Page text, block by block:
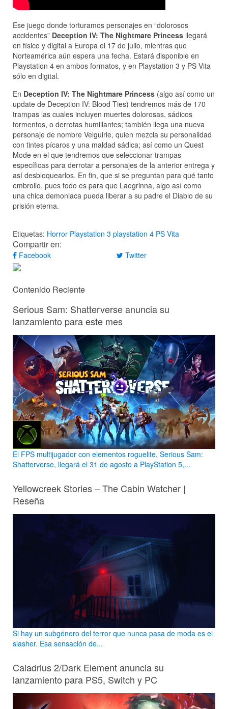
Ese juego donde torturamos personajes en “dolorosos
accidentes” Deception IV: The Nightmare Princess llegará
en físico y digital a Europa el 17 de julio, mientras que
Norteamérica aún espera una fecha. Estará disponible en
Playstation 4 en ambos formatos, y en Playstation 3 y PS Vita
sólo en digital.
En Deception IV: The Nightmare Princess (algo así como un
update de Deception IV: Blood Ties) tendremos más de 170
trampas las cuales incluyen muertes dolorosas, sádicos
tormentos, o derrotas humillantes; también llega una nueva
personaje de nombre Velguirie, quien mezcla su personalidad
con tintes pícaros y una maldad sádica; así como un Quest
Mode en el que tendremos que seleccionar trampas
específicas para derrotar a personajes de la anterior entrega y
así desbloquearlos. En fin, que si se preguntan para qué tanto
embrollo, pues todo es para que Laegrinna, algo así como
una chica demoniaca pueda liberar a su padre el Diablo de su
prisión eterna.
Etiquetas: Horror Playstation 3 playstation 4 PS Vita
Compartir en:
Facebook Twitter
Contenido Reciente
Serious Sam: Shatterverse anuncia su
lanzamiento para este mes
El FPS multijugador con elementos roguelite, Serious Sam:
Shatterverse, llegará el 31 de agosto a PlayStation 5,...
Yellowcreek Stories – The Cabin Watcher |
Reseña
Si hay un subgénero del terror que nunca pasa de moda es el
slasher. Esa sensación de...
Caladrius 2/Dark Element anuncia su
lanzamiento para PS5, Switch y PC